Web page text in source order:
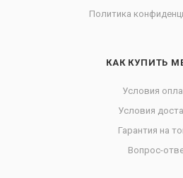
Политика
КАК КУПИТЬ
Условия
Условия
Гарантия на
Вопрос-